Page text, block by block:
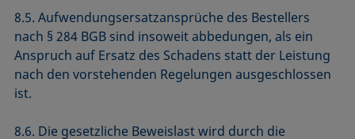
8.5. Aufwendungsersatzansprüche des Bestellers
nach § 284 BGB sind insoweit abbedungen, als ein
Anspruch auf Ersatz des Schadens statt der Leistung
nach den vorstehenden Regelungen ausgeschlossen
ist.
8.6. Die gesetzliche Beweislast wird durch die